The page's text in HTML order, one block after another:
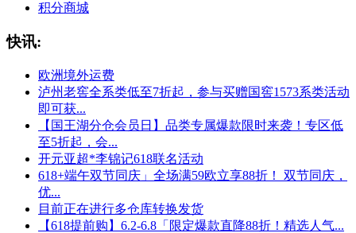
积分商城
快讯:
欧洲境外运费
泸州老窖全系类低至7折起，参与买赠国窖1573系类活动
即可获...
【国王湖分仓会员日】品类专属爆款限时来袭！专区低
至5折起，会...
开元亚超*李锦记618联名活动
618+端午双节同庆」全场满59欧立享88折！ 双节同庆，
优...
目前正在进行多仓库转换发货
【618提前购】6.2-6.8「限定爆款直降88折！精选人气...